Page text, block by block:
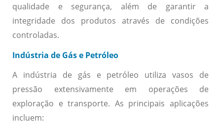
qualidade e segurança, além de garantir a
integridade dos produtos através de condições
controladas.
Indústria de Gás e Petróleo
A indústria de gás e petróleo utiliza vasos de
pressão extensivamente em operações de
exploração e transporte. As principais aplicações
incluem: